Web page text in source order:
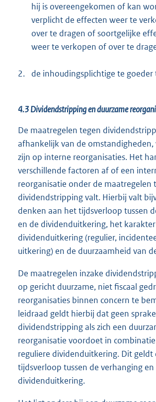
hij is overeengekomen of kan
verplicht de effecten weer te
over te dragen of soortgelijke
weer te verkopen of over te
2. de inhoudingsplichtige te goeder
4.3 Dividendstripping en duurzame
De maatregelen tegen
afhankelijk van de omstandigheden,
zijn op interne reorganisaties. Het
verschillende factoren af of een
reorganisatie onder de maatregelen
dividendstripping valt. Hierbij valt
denken aan het tijdsverloop tussen
en de dividenduitkering, het
dividenduitkering (regulier,
uitkering) en de duurzaamheid van
De maatregelen inzake
op gericht duurzame, niet fiscaal
reorganisaties binnen concern te
leidraad geldt hierbij dat geen
dividendstripping als zich een
reorganisatie voordoet in
reguliere dividenduitkering. Dit geldt
tijdsverloop tussen de verhanging en
dividenduitkering.